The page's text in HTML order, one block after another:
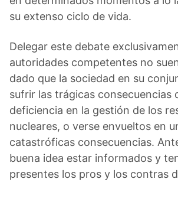
su extenso ciclo de vida.
Delegar este debate
autoridades competentes no
dado que la sociedad en su
sufrir las trágicas consecuencias
deficiencia en la gestión de los
nucleares, o verse envueltos en
catastróficas consecuencias.
buena idea estar informados y
presentes los pros y los contras